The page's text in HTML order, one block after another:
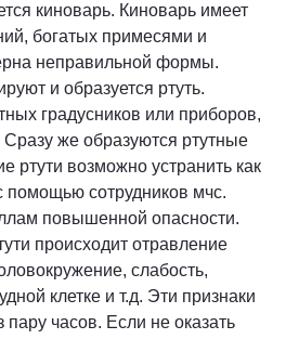
от 1500 Руб.
ПОЗВОНИТЬ
3000 Руб.
5000 руб.
киноварь. Киноварь имеет
богатых примесями и
неправильной формы.
и образуется ртуть.
градусников или приборов,
Сразу же образуются ртутные
ртути возможно устранить как
помощью сотрудников мчс.
повышенной опасности.
происходит отравление
слабость,
клетке и т.д. Эти признаки
часов. Если не оказать